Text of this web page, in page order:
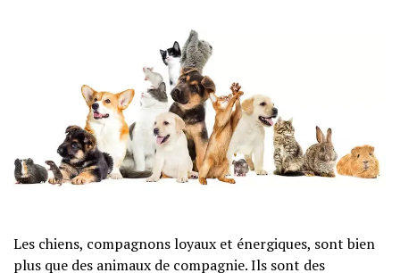
Les chiens, compagnons loyaux et énergiques, sont bien
plus que des animaux de compagnie. Ils sont des